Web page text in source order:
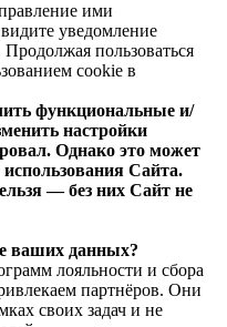
ими
уведомление
пользоваться
cookie в
функциональные и/
настройки
Однако это может
использования Сайта.
— без них Сайт не
ваших данных?
лояльности и сбора
партнёров. Они
своих задач и не